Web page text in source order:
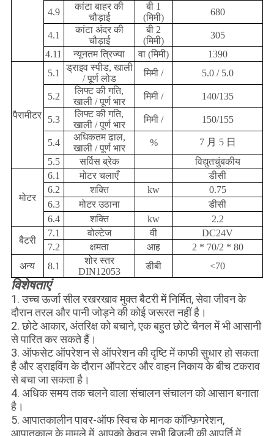
4.9
कांटा बाहर की
चौड़ाई
बी 1
(मिमी)
680
4.1
कांटा अंदर की
चौड़ाई
बी 2
(मिमी)
305
4.11
न्यूनतम त्रिज्या वा (मिमी) 1390
पैरामीटर
5.1
ड्राइव स्पीड, खाली
/ पूर्ण लोड
मिमी / 5.0 / 5.0
5.2
लिफ्ट की गति,
खाली / पूर्ण भार
मिमी / 140/135
5.3
लिफ्ट की गति,
खाली / पूर्ण भार
मिमी / 150/155
5.4
अधिकतम ढाल,
खाली / पूर्ण भार
%
7 月 5 日
5.5
सर्विस ब्रेक विद्युतचुंबकीय
मोटर
6.1 मोटर चलाएँ
डीसी
6.2
शक्ति kw
0.75
6.3
मोटर उठाना
डीसी
6.4
शक्ति kw 2.2
बैटरी
7.1 वोल्टेज वी
DC24V
7.2
क्षमता आह
2 * 70/2 * 80
अन्य
8.1
शोर स्तर
DIN12053
डीबी <70
विशेषताएं
1. उच्च ऊर्जा सील रखरखाव मुक्त बैटरी में निर्मित, सेवा जीवन के
दौरान तरल और पानी जोड़ने की कोई जरूरत नहीं है।
2. छोटे आकार, अंतरिक्ष को बचाने, एक बहुत छोटे चैनल में भी आसानी
से पारित कर सकते हैं।
3. ऑफसेट ऑपरेशन से ऑपरेशन की दृष्टि में काफी सुधार हो सकता
है और ड्राइविंग के दौरान ऑपरेटर और वाहन निकाय के बीच टकराव
से बचा जा सकता है।
4. अधिक समय तक चलने वाला संचालन संचालन को आसान बनाता
है।
5. आपातकालीन पावर-ऑफ स्विच के मानक कॉन्फ़िगरेशन,